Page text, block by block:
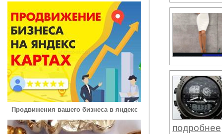
Продвижения вашего бизнеса в яндекс
подробнее